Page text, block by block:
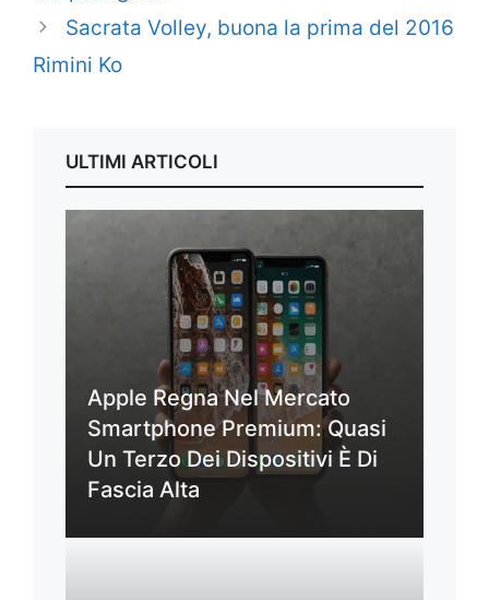
Sacrata Volley, buona la prima del 2016
Rimini Ko
ULTIMI ARTICOLI
Apple Regna Nel Mercato
Smartphone Premium: Quasi
Un Terzo Dei Dispositivi È Di
Fascia Alta